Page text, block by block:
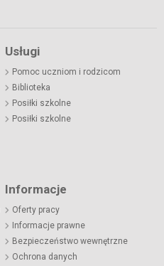
Usługi
Pomoc uczniom i rodzicom
Biblioteka
Posiłki szkolne
Posiłki szkolne
Informacje
Oferty pracy
Informacje prawne
Bezpieczeństwo wewnętrzne
Ochrona danych